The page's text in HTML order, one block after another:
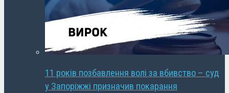
11 років позбавлення волі за вбивство – суд
у Запоріжжі призначив покарання